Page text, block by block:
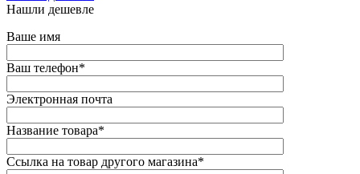
Нашли дешевле
Ваше имя
Ваш телефон*
Электронная почта
Название товара*
Ссылка на товар другого магазина*